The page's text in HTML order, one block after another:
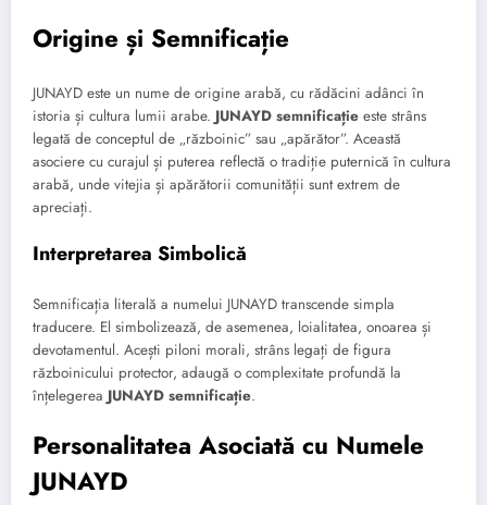
Origine și Semnificație
JUNAYD este un nume de origine arabă, cu rădăcini adânci în
istoria și cultura lumii arabe. JUNAYD semnificație este strâns
legată de conceptul de „războinic” sau „apărător”. Această
asociere cu curajul și puterea reflectă o tradiție puternică în cultura
arabă, unde vitejia și apărătorii comunității sunt extrem de
apreciați.
Interpretarea Simbolică
Semnificația literală a numelui JUNAYD transcende simpla
traducere. El simbolizează, de asemenea, loialitatea, onoarea și
devotamentul. Acești piloni morali, strâns legați de figura
războinicului protector, adaugă o complexitate profundă la
înțelegerea JUNAYD semnificație.
Personalitatea Asociată cu Numele
JUNAYD